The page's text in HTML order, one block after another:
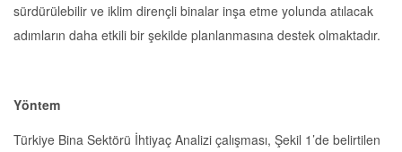
sürdürülebilir ve iklim dirençli binalar inşa etme yolunda atılacak
adımların daha etkili bir şekilde planlanmasına destek olmaktadır.
Yöntem
Türkiye Bina Sektörü İhtiyaç Analizi çalışması, Şekil 1’de belirtilen